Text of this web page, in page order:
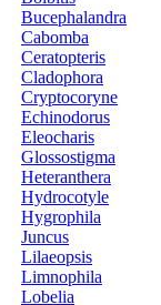
Bucephalandra
Cabomba
Ceratopteris
Cladophora
Cryptocoryne
Echinodorus
Eleocharis
Glossostigma
Heteranthera
Hydrocotyle
Hygrophila
Juncus
Lilaeopsis
Limnophila
Lobelia